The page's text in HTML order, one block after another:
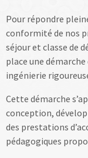
Pour répondre
conformité de nos
séjour et classe de
place une
ingénierie
Cette démarche
conception,
des prestations
pédagogiques